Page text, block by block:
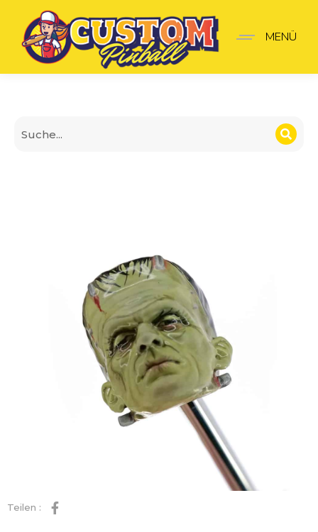
The Munsters Shooter-
MENÜ
Teilen :